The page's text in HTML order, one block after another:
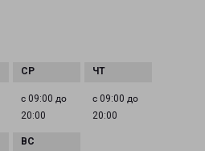
с 09:00 до
20:00
с 09:00 до
20:00